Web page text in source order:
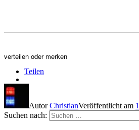
verteilen oder merken
Teilen
AutorChristianVeröffentlicht am
Suchen nach: